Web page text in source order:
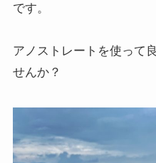
です。
アノストレートを使って
せんか？